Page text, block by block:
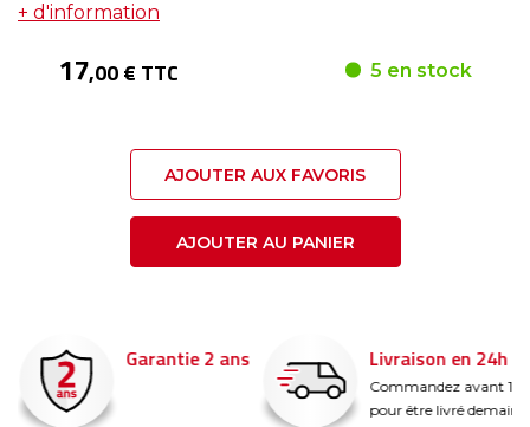
+ d'information
17,00 € TTC 5 en stock
AJOUTER AUX FAVORIS
AJOUTER AU PANIER
Garantie 2 ans Livraison en 24h
Commandez avant 14h
pour être livré demain !